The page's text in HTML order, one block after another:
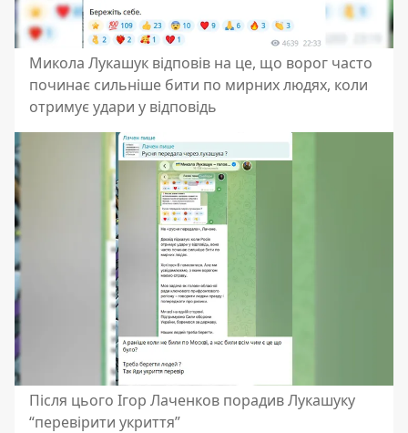
Микола Лукашук відповів на це, що ворог часто
починає сильніше бити по мирних людях, коли
отримує удари у відповідь
Після цього Ігор Лаченков порадив Лукашуку
“перевірити укриття”